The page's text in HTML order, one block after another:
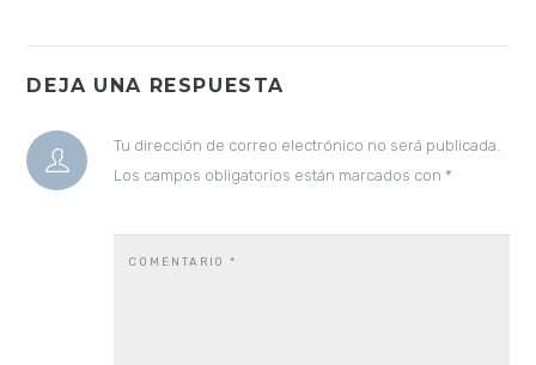
DEJA UNA RESPUESTA
Tu dirección de correo electrónico no será publicada.
Los campos obligatorios están marcados con *
COMENTARIO*